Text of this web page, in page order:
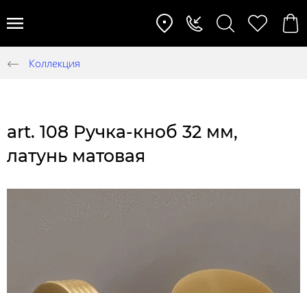
Коллекция
art. 108 Ручка-кноб 32 мм,
латунь матовая